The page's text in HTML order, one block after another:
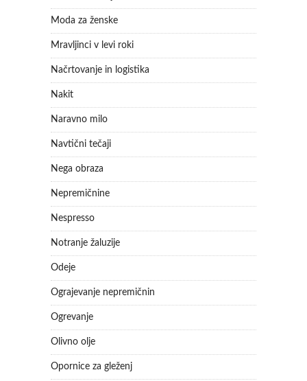
Moda za ženske
Mravljinci v levi roki
Načrtovanje in logistika
Nakit
Naravno milo
Navtični tečaji
Nega obraza
Nepremičnine
Nespresso
Notranje žaluzije
Odeje
Ograjevanje nepremičnin
Ogrevanje
Olivno olje
Opornice za gleženj